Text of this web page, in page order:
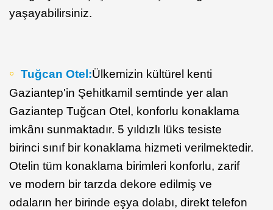
yaşayabilirsiniz.
Tuğcan Otel:Ülkemizin kültürel kenti
Gaziantep'in Şehitkamil semtinde yer alan
Gaziantep Tuğcan Otel, konforlu konaklama
imkânı sunmaktadır. 5 yıldızlı lüks tesiste
birinci sınıf bir konaklama hizmeti verilmektedir.
Otelin tüm konaklama birimleri konforlu, zarif
ve modern bir tarzda dekore edilmiş ve
odaların her birinde eşya dolabı, direkt telefon